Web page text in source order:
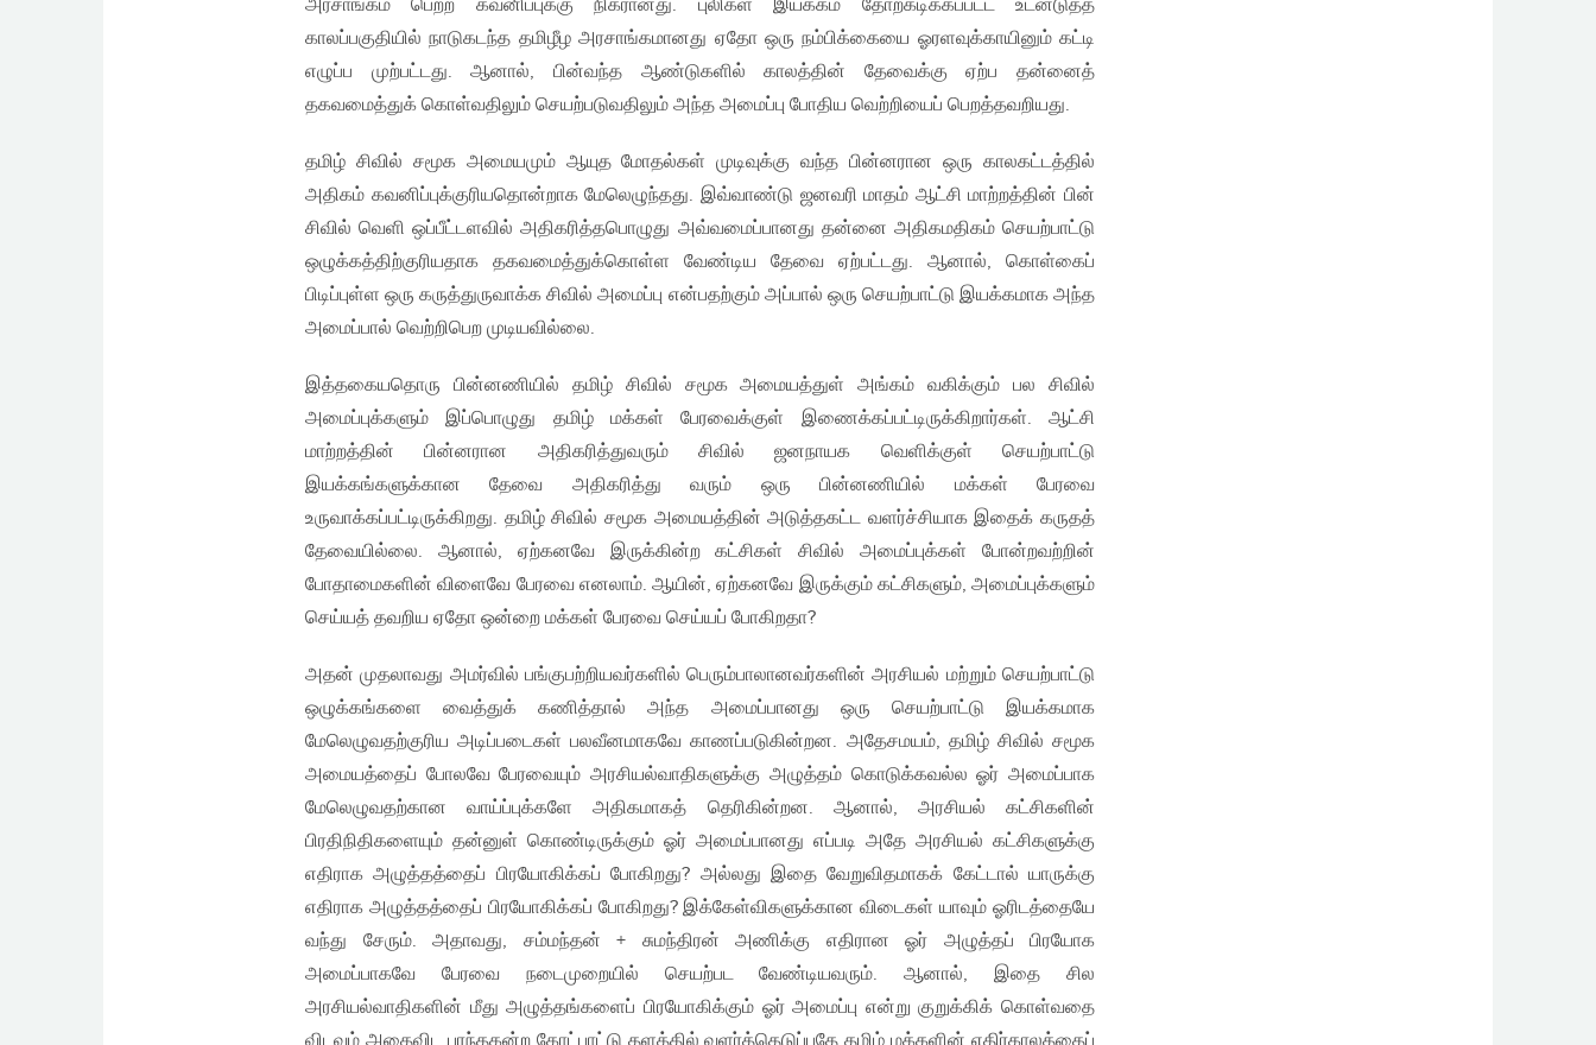
அரசாங்கம் பெற்ற கவனிப்புக்கு நிகரானது. புலிகள் இயக்கம் தோற்கடிக்கப்பட்ட உடனடுத்த
காலப்பகுதியில் நாடுகடந்த தமிழீழ அரசாங்கமானது ஏதோ ஒரு நம்பிக்கையை ஓரளவுக்காயினும் கட்டி
எழுப்ப முற்பட்டது. ஆனால், பின்வந்த ஆண்டுகளில் காலத்தின் தேவைக்கு ஏற்ப தன்னைத்
தகவமைத்துக் கொள்வதிலும் செயற்படுவதிலும் அந்த அமைப்பு போதிய வெற்றியைப் பெறத்தவறியது.
தமிழ் சிவில் சமூக அமையமும் ஆயுத மோதல்கள் முடிவுக்கு வந்த பின்னரான ஒரு காலகட்டத்தில்
அதிகம் கவனிப்புக்குரியதொன்றாக மேலெழுந்தது. இவ்வாண்டு ஜனவரி மாதம் ஆட்சி மாற்றத்தின் பின்
சிவில் வெளி ஒப்பீட்டளவில் அதிகரித்தபொழுது அவ்வமைப்பானது தன்னை அதிகமதிகம் செயற்பாட்டு
ஒழுக்கத்திற்குரியதாக தகவமைத்துக்கொள்ள வேண்டிய தேவை ஏற்பட்டது. ஆனால், கொள்கைப்
பிடிப்புள்ள ஒரு கருத்துருவாக்க சிவில் அமைப்பு என்பதற்கும் அப்பால் ஒரு செயற்பாட்டு இயக்கமாக அந்த
அமைப்பால் வெற்றிபெற முடியவில்லை.
இத்தகையதொரு பின்னணியில் தமிழ் சிவில் சமூக அமையத்துள் அங்கம் வகிக்கும் பல சிவில்
அமைப்புக்களும் இப்பொழுது தமிழ் மக்கள் பேரவைக்குள் இணைக்கப்பட்டிருக்கிறார்கள். ஆட்சி
மாற்றத்தின் பின்னரான அதிகரித்துவரும் சிவில் ஜனநாயக வெளிக்குள் செயற்பாட்டு
இயக்கங்களுக்கான தேவை அதிகரித்து வரும் ஒரு பின்னணியில் மக்கள் பேரவை
உருவாக்கப்பட்டிருக்கிறது. தமிழ் சிவில் சமூக அமையத்தின் அடுத்தகட்ட வளர்ச்சியாக இதைக் கருதத்
தேவையில்லை. ஆனால், ஏற்கனவே இருக்கின்ற கட்சிகள் சிவில் அமைப்புக்கள் போன்றவற்றின்
போதாமைகளின் விளைவே பேரவை எனலாம். ஆயின், ஏற்கனவே இருக்கும் கட்சிகளும், அமைப்புக்களும்
செய்யத் தவறிய ஏதோ ஒன்றை மக்கள் பேரவை செய்யப் போகிறதா?
அதன் முதலாவது அமர்வில் பங்குபற்றியவர்களில் பெரும்பாலானவர்களின் அரசியல் மற்றும் செயற்பாட்டு
ஒழுக்கங்களை வைத்துக் கணித்தால் அந்த அமைப்பானது ஒரு செயற்பாட்டு இயக்கமாக
மேலெழுவதற்குரிய அடிப்படைகள் பலவீனமாகவே காணப்படுகின்றன. அதேசமயம், தமிழ் சிவில் சமூக
அமையத்தைப் போலவே பேரவையும் அரசியல்வாதிகளுக்கு அழுத்தம் கொடுக்கவல்ல ஓர் அமைப்பாக
மேலெழுவதற்கான வாய்ப்புக்களே அதிகமாகத் தெரிகின்றன. ஆனால், அரசியல் கட்சிகளின்
பிரதிநிதிகளையும் தன்னுள் கொண்டிருக்கும் ஓர் அமைப்பானது எப்படி அதே அரசியல் கட்சிகளுக்கு
எதிராக அழுத்தத்தைப் பிரயோகிக்கப் போகிறது? அல்லது இதை வேறுவிதமாகக் கேட்டால் யாருக்கு
எதிராக அழுத்தத்தைப் பிரயோகிக்கப் போகிறது? இக்கேள்விகளுக்கான விடைகள் யாவும் ஓரிடத்தையே
வந்து சேரும். அதாவது, சம்மந்தன் + சுமந்திரன் அணிக்கு எதிரான ஓர் அழுத்தப் பிரயோக
அமைப்பாகவே பேரவை நடைமுறையில் செயற்பட வேண்டியவரும். ஆனால், இதை சில
அரசியல்வாதிகளின் மீது அழுத்தங்களைப் பிரயோகிக்கும் ஓர் அமைப்பு என்று குறுக்கிக் கொள்வதை